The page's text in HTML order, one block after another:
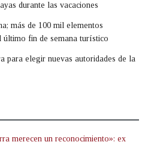
durante las vacaciones
más de 100 mil elementos
último fin de semana turístico
para elegir nuevas autoridades de la
merecen un reconocimiento»: ex